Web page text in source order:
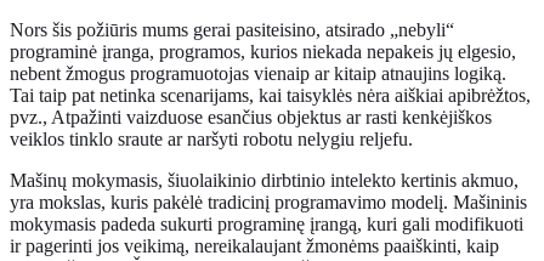
Nors šis požiūris mums gerai pasiteisino, atsirado „nebyli“
programinė įranga, programos, kurios niekada nepakeis jų elgesio,
nebent žmogus programuotojas vienaip ar kitaip atnaujins logiką.
Tai taip pat netinka scenarijams, kai taisyklės nėra aiškiai apibrėžtos,
pvz., Atpažinti vaizduose esančius objektus ar rasti kenkėjiškos
veiklos tinklo sraute ar naršyti robotu nelygiu reljefu.
Mašinų mokymasis, šiuolaikinio dirbtinio intelekto kertinis akmuo,
yra mokslas, kuris pakėlė tradicinį programavimo modelį. Mašininis
mokymasis padeda sukurti programinę įrangą, kuri gali modifikuoti
ir pagerinti jos veikimą, nereikalaujant žmonėms paaiškinti, kaip